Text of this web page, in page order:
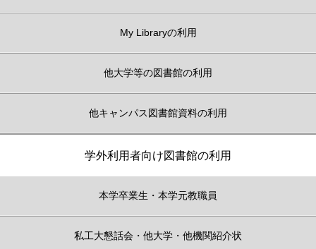
My Libraryの利用
他大学等の図書館の利用
他キャンパス図書館資料の利用
学外利用者向け図書館の利用
本学卒業生・本学元教職員
私工大懇話会・他大学・他機関紹介状